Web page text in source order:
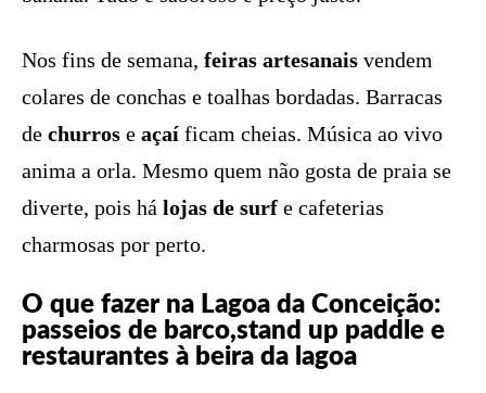
Nos fins de semana, feiras artesanais vendem
colares de conchas e toalhas bordadas. Barracas
de churros e açaí ficam cheias. Música ao vivo
anima a orla. Mesmo quem não gosta de praia se
diverte, pois há lojas de surf e cafeterias
charmosas por perto.
O que fazer na Lagoa da Conceição:
passeios de barco,stand up paddle e
restaurantes à beira da lagoa